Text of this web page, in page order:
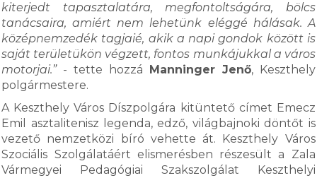
kiterjedt tapasztalatára, megfontoltságára, bölcs
tanácsaira, amiért nem lehetünk eléggé hálásak. A
középnemzedék tagjaié, akik a napi gondok között is
saját területükön végzett, fontos munkájukkal a város
motorjai.”- tette hozzá Manninger Jenő, Keszthely
polgármestere.
A Keszthely Város Díszpolgára kitüntető címet Emecz
Emil asztalitenisz legenda, edző, világbajnoki döntőt is
vezető nemzetközi bíró vehette át. Keszthely Város
Szociális Szolgálatáért elismerésben részesült a Zala
Vármegyei Pedagógiai Szakszolgálat Keszthelyi